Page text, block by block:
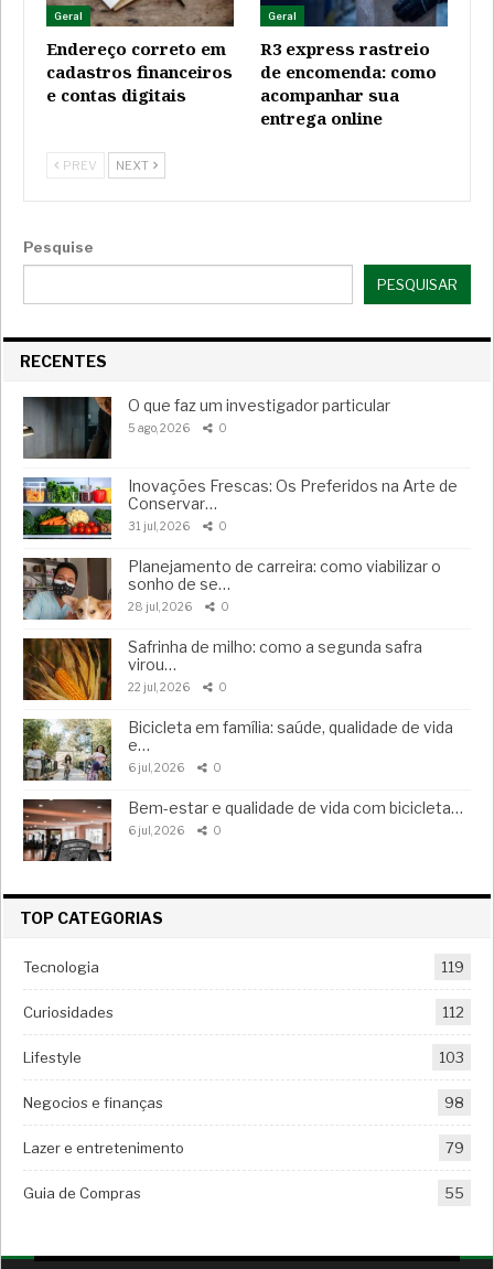
Geral
Endereço correto em
cadastros financeiros
e contas digitais
Geral
R3 express rastreio
de encomenda: como
acompanhar sua
entrega online
PREV NEXT
Pesquise
PESQUISAR
RECENTES
O que faz um investigador particular
5 ago, 2026 0
Inovações Frescas: Os Preferidos na Arte de
Conservar…
31 jul, 2026 0
Planejamento de carreira: como viabilizar o
sonho de se…
28 jul, 2026 0
Safrinha de milho: como a segunda safra
virou…
22 jul, 2026 0
Bicicleta em família: saúde, qualidade de vida
e…
6 jul, 2026 0
Bem-estar e qualidade de vida com bicicleta…
6 jul, 2026 0
TOP CATEGORIAS
Tecnologia 119
Curiosidades 112
Lifestyle 103
Negocios e finanças 98
Lazer e entretenimento 79
Guia de Compras 55